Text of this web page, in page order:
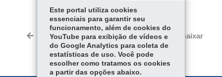
Fa
ce
bo
ok
ha
ts
Ap
p
Voltar Início Imprimir Baixar
Este portal utiliza cookies
essenciais para garantir seu
funcionamento, além de cookies do
YouTube para exibição de vídeos e
do Google Analytics para coleta de
estatísticas de uso. Você pode
escolher como tratamos os cookies
a partir das opções abaixo.